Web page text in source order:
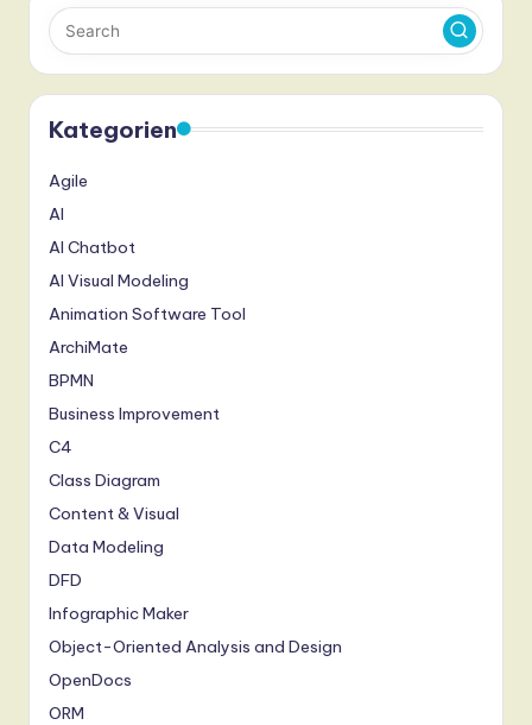
Kategorien
Agile
AI
AI Chatbot
AI Visual Modeling
Animation Software Tool
ArchiMate
BPMN
Business Improvement
C4
Class Diagram
Content & Visual
Data Modeling
DFD
Infographic Maker
Object-Oriented Analysis and Design
OpenDocs
ORM